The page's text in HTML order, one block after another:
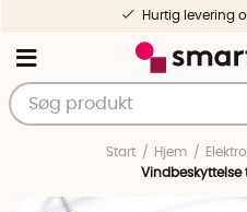
Hurtig levering
Start Hjem